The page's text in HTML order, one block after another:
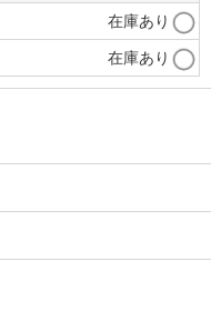
在庫あり
在庫あり